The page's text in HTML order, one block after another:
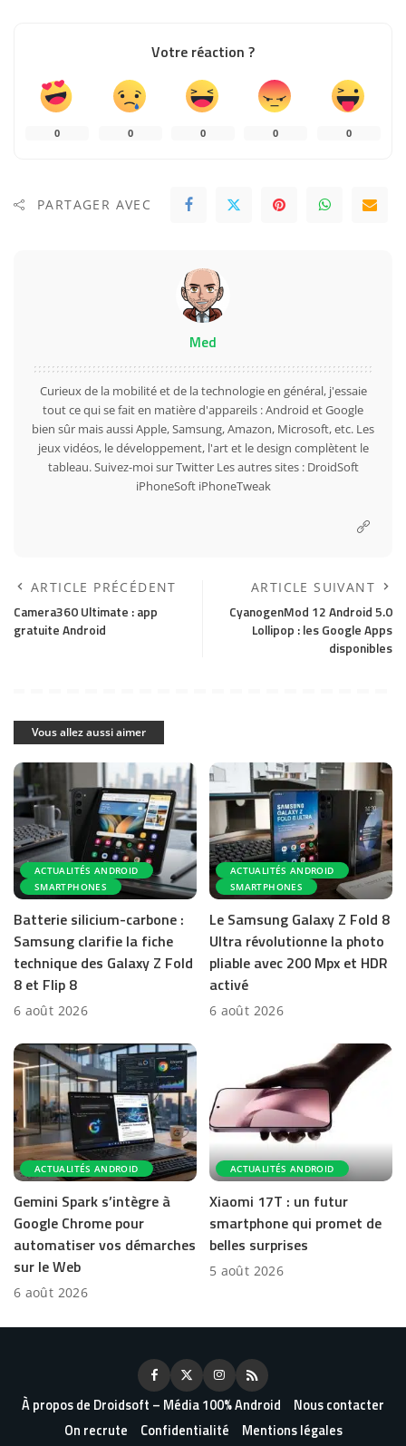
Votre réaction ?
0 0 0 0 0
PARTAGER AVEC
Med
Curieux de la mobilité et de la technologie en général, j'essaie
tout ce qui se fait en matière d'appareils : Android et Google
bien sûr mais aussi Apple, Samsung, Amazon, Microsoft, etc. Les
jeux vidéos, le développement, l'art et le design complètent le
tableau. Suivez-moi surTwitterLes autres sites : DroidSoft
iPhoneSoft iPhoneTweak
ARTICLE PRÉCÉDENT
Camera360 Ultimate : app
gratuite Android
ARTICLE SUIVANT
CyanogenMod 12 Android 5.0
Lollipop : les Google Apps
disponibles
Vous allez aussi aimer
ACTUALITÉS ANDROID
SMARTPHONES
Batterie silicium-carbone :
Samsung clarifie la fiche
technique des Galaxy Z Fold
8 et Flip 8
6 août 2026
ACTUALITÉS ANDROID
SMARTPHONES
Le Samsung Galaxy Z Fold 8
Ultra révolutionne la photo
pliable avec 200 Mpx et HDR
activé
6 août 2026
ACTUALITÉS ANDROID
Gemini Spark s’intègre à
Google Chrome pour
automatiser vos démarches
sur le Web
6 août 2026
ACTUALITÉS ANDROID
Xiaomi 17T : un futur
smartphone qui promet de
belles surprises
5 août 2026
À propos de Droidsoft – Média 100% Android
Nous contacter
On recrute
Confidentialité Mentions légales